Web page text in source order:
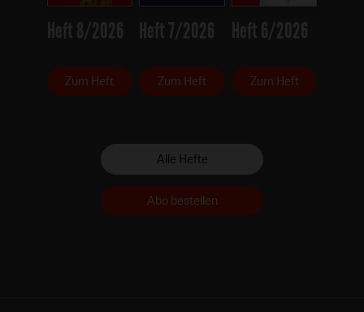
Heft 8/2026
Zum Heft
Heft 7/2026
Zum Heft
Heft 6/2026
Zum Heft
Alle Hefte
Abo bestellen